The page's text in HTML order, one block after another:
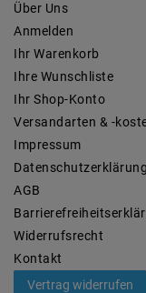
Über Uns
Anmelden
Ihr Warenkorb
Ihre Wunschliste
Ihr Shop-Konto
Versandarten & -
Impressum
Daten­schutz­erklärung
AGB
Widerrufs­recht
Kontakt
Vertrag widerrufen